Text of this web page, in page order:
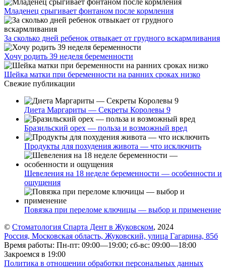
Младенец срыгивает фонтаном после кормления
За сколько дней ребенок отвыкает от грудного вскармливания
Хочу родить 39 неделя беременности
Шейка матки при беременности на ранних сроках низко
Свежие публикации
Диета Маргариты — Секреты Королевы 9
Бразильский орех — польза и возможный вред
Продукты для похудения живота — что исключить
Шевеления на 18 неделе беременности — особенности и
ощущения
Повязка при переломе ключицы — выбор и применение
© Стоматология Спарта Дент в Жуковском, 2024
Россия, Московская область, Жуковский, улица Гагарина, 85б
Время работы: Пн-пт: 09:00—19:00; сб-вс: 09:00—18:00
Закроемся в 19:00
Политика в отношении обработки персональных данных